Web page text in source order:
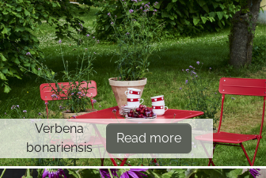
Verbena
bonariensis
Read more